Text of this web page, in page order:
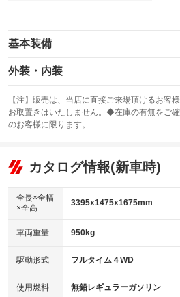
基本装備
エアバッグ：運転席/助手席/サイド
：装備あり
：装備あり
サンルーフ
：装備なし
リフトアップ
：装備なし
：装備なし
パワーウィンドウ
アイドリングストップ
：装備あり
USB入力端子
：装備なし
100V電源
：装備なし
外装・内装
カーナビ：メモリーナビ他
：装備あり
TV：フルセグ
：装備あり
ビジュアル：-／DVD再生
：装備あり
：装備なし
革シート
キーレス
HID(キセノンライト)
：装備なし
バックカメラ
：装備あり
【注】販売は、当店に直接ご来場頂けるお
お取置きはいたしません。◆在庫の有無をご
のお客様に限ります。
カタログ情報(新車時)
全長×全幅
×全高
3395x1475x1675mm
車両重量 950kg
駆動形式 フルタイム４WD
使用燃料 無鉛レギュラーガソリン